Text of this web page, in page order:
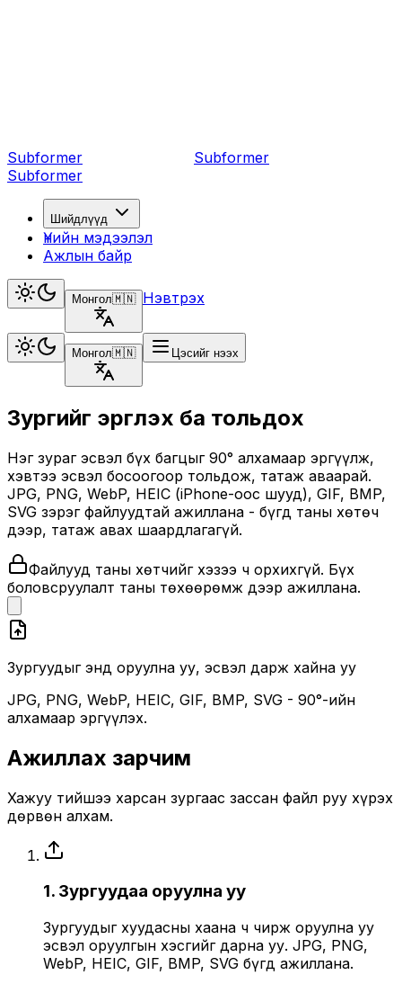
Subformer Subformer
Subformer
Шийдлүүд
Үнийн мэдээлэл
Ажлын байр
Монгол🇲🇳 Нэвтрэх
Монгол🇲🇳 Цэсийг нээх
Зургийг эргүүлэх ба тольдох
Нэг зураг эсвэл бүх багцыг 90° алхамаар эргүүлж,
хэвтээ эсвэл босоогоор тольдож, татаж аваарай.
JPG, PNG, WebP, HEIC (iPhone-оос шууд), GIF, BMP,
SVG зэрэг файлуудтай ажиллана - бүгд таны хөтөч
дээр, татаж авах шаардлагагүй.
Файлууд таны хөтчийг хэзээ ч орхихгүй. Бүх
боловсруулалт таны төхөөрөмж дээр ажиллана.
Зургуудыг энд оруулна уу, эсвэл дарж хайна уу
JPG, PNG, WebP, HEIC, GIF, BMP, SVG - 90°-ийн
алхамаар эргүүлэх.
Ажиллах зарчим
Хажуу тийшээ харсан зургаас зассан файл руу хүрэх
дөрвөн алхам.
1. Зургуудаа оруулна уу
Зургуудыг хуудасны хаана ч чирж оруулна уу
эсвэл оруулгын хэсгийг дарна уу. JPG, PNG,
WebP, HEIC, GIF, BMP, SVG бүгд ажиллана.